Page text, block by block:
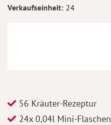
Verkaufseinheit 24
56 Kräuter-Rezeptur
24x 0,04l Mini-Flaschen